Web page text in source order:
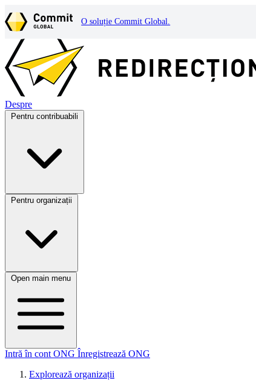
O soluție Commit Global.
Despre
Pentru contribuabili
Pentru organizații
Open main menu
Intră în cont ONG Înregistrează ONG
Explorează organizații